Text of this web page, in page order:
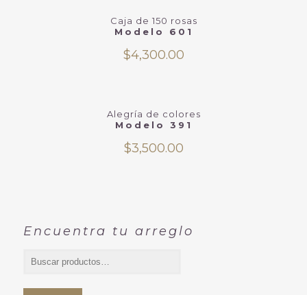
Caja de 150 rosas
Modelo 601
$4,300.00
Alegría de colores
Modelo 391
$3,500.00
Encuentra tu arreglo